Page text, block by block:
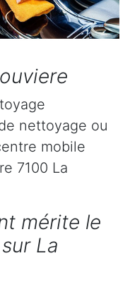
nettoyage ou
mobile
7100 La
mérite le
La